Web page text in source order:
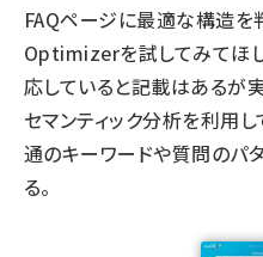
FAQページに最適な構造を
Optimizerを試してみてほ
応していると記載はあるが
セマンティック分析を利用
通のキーワードや質問のパ
る。